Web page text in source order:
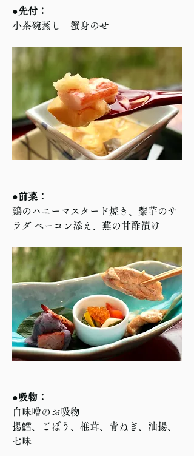
●先付：
小茶碗蒸し　蟹身のせ
●前菜：
鶏のハニーマスタード焼き、紫芋のサ
ラダ ベーコン添え、蕪の甘酢漬け
●吸物：
白味噌のお吸物
揚鱈、ごぼう、椎茸、青ねぎ、油揚、
七味